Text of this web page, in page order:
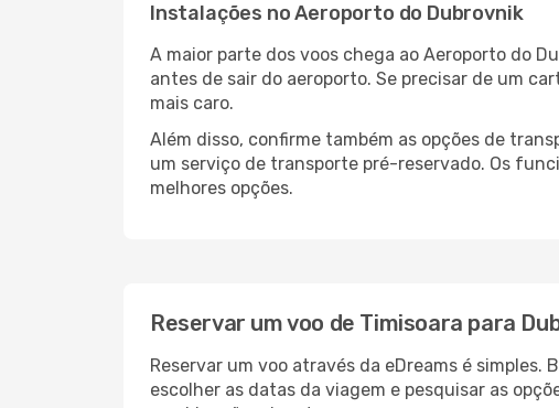
Instalações no Aeroporto do Dubrovnik
A maior parte dos voos chega ao Aeroporto do
antes de sair do aeroporto. Se precisar de um
mais caro.
Além disso, confirme também as opções de
um serviço de transporte pré-reservado. Os
melhores opções.
Reservar um voo de Timisoara para
Reservar um voo através da eDreams é
escolher as datas da viagem e pesquisar as